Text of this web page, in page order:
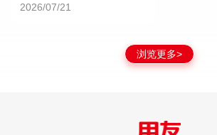
2026/07/21
浏览更多>